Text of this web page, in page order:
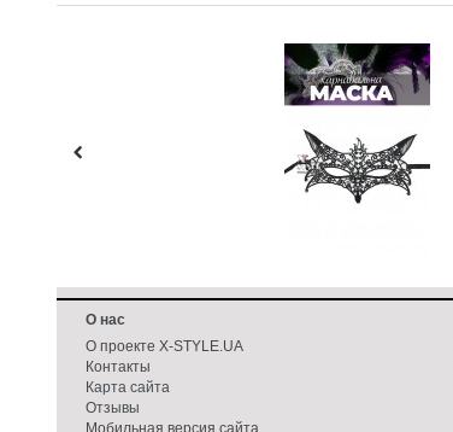
О нас
О проекте X-STYLE.UA
Контакты
Карта сайта
Отзывы
Мобильная версия сайта